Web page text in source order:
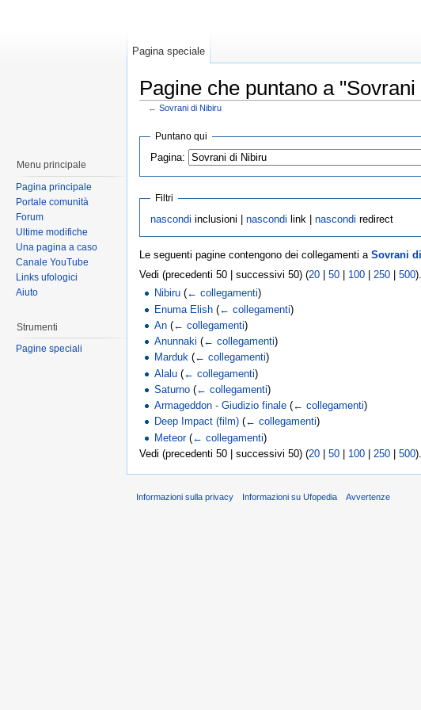
Pagine che puntano a
← Sovrani di Nibiru
Puntano qui
Pagina:
Filtri
nascondi inclusioni | nascondi link | nascondi redirect
Le seguenti pagine contengono dei collegamenti a Sovrani
Vedi (precedenti 50 | successivi 50) (20 50 100 250 500).
Nibiru (← collegamenti)
Enuma Elish (← collegamenti)
An (← collegamenti)
Anunnaki (← collegamenti)
Marduk (← collegamenti)
Alalu (← collegamenti)
Saturno (← collegamenti)
Armageddon - Giudizio finale (← collegamenti)
Deep Impact (film) (← collegamenti)
Meteor (← collegamenti)
Vedi (precedenti 50 | successivi 50) (20 50 100 250 500).
Pagina speciale
Menu principale
Pagina principale
Portale comunità
Forum
Ultime modifiche
Una pagina a caso
Canale YouTube
Links ufologici
Aiuto
Strumenti
Pagine speciali
Informazioni sulla privacy Informazioni su Ufopedia Avvertenze